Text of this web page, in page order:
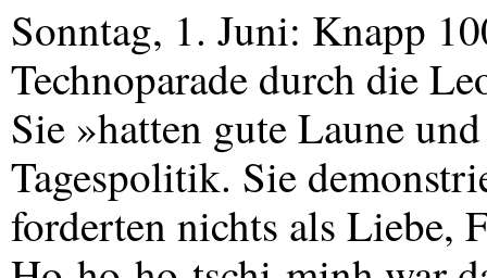
Sonntag, 1. Juni: Knapp
Technoparade durch die
Sie »hatten gute Laune
Tagespolitik. Sie
forderten nichts als Liebe,